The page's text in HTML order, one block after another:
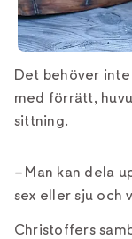
Det behöver
med förrätt,
sittning.
– Man kan dela
sex eller sju och
Christoffers